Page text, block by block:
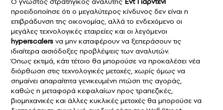
προειδοποίησε ότι ο μεγαλύτερος κίνδυνος δεν είναι η
επιβράδυνση της οικονομίας, αλλά το ενδεχόμενο οι
μεγάλες τεχνολογικές εταιρείες και οι λεγόμενοι
hyperscalers να μην καταφέρουν να ξεπεράσουν τις
ιδιαίτερα αισιόδοξες προβλέψεις των αναλυτών.
Όπως εκτιμά, κάτι τέτοιο θα μπορούσε να προκαλέσει νέα
διόρθωση στις τεχνολογικές μετοχές, χωρίς όμως να
σημαίνει απαραίτητα γενικευμένη πτώση της αγοράς,
καθώς η μεταφορά κεφαλαίων προς τραπεζικές,
βιομηχανικές και άλλες κυκλικές μετοχές θα μπορούσε να